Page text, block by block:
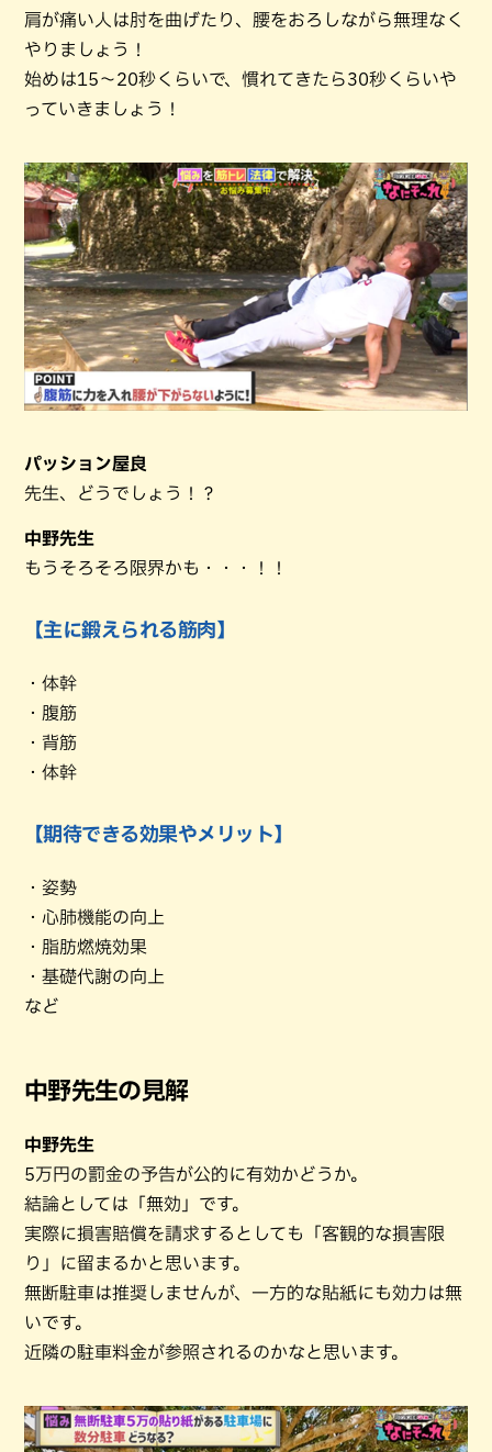
肩が痛い人は肘を曲げたり、腰をおろしながら無理なく
やりましょう！
始めは15～20秒くらいで、慣れてきたら30秒くらいや
っていきましょう！
パッション屋良
先生、どうでしょう！？
中野先生
もうそろそろ限界かも・・・！！
【主に鍛えられる筋肉】
・体幹
・腹筋
・背筋
・体幹
【期待できる効果やメリット】
・姿勢
・心肺機能の向上
・脂肪燃焼効果
・基礎代謝の向上
など
中野先生の見解
中野先生
5万円の罰金の予告が公的に有効かどうか。
結論としては「無効」です。
実際に損害賠償を請求するとしても「客観的な損害限
り」に留まるかと思います。
無断駐車は推奨しませんが、一方的な貼紙にも効力は無
いです。
近隣の駐車料金が参照されるのかなと思います。